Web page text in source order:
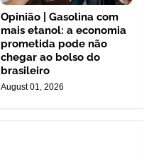
Opinião | Gasolina com
mais etanol: a economia
prometida pode não
chegar ao bolso do
brasileiro
August 01, 2026